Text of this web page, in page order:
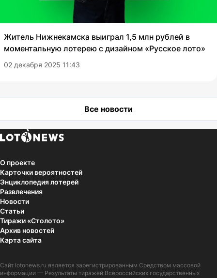
Житель Нижнекамска выиграл 1,5 млн рублей в
моментальную лотерею с дизайном «Русское лото»
02 декабря 2025 11:43
Все новости
О проекте
Карточки вероятностей
Энциклопедия лотерей
Развлечения
Новости
Статьи
Тиражи «Столото»
Архив новостей
Карта сайта
Сайт lotonews.ru является зарегистрированным Средством массовой
информации — Результаты тиражей Всероссийских государственных